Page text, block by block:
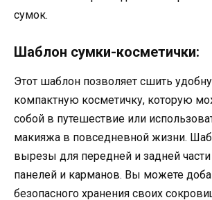
сумок.
Шаблон сумки-косметички:
Этот шаблон позволяет сшить
компактную косметичку, которую
собой в путешествие или
макияжа в повседневной жизни.
вырезы для передней и задней
панелей и карманов. Вы можете
безопасного хранения своих